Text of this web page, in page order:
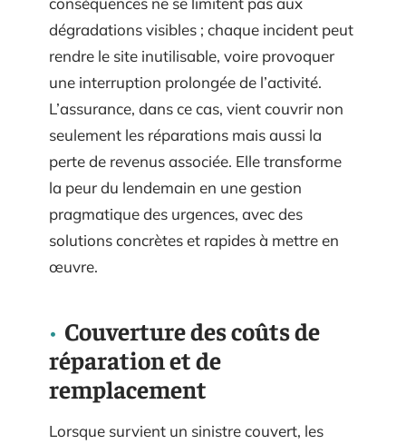
dégradations visibles ; chaque incident peut
rendre le site inutilisable, voire provoquer
une interruption prolongée de l’activité.
L’assurance, dans ce cas, vient couvrir non
seulement les réparations mais aussi la
perte de revenus associée. Elle transforme
la peur du lendemain en une gestion
pragmatique des urgences, avec des
solutions concrètes et rapides à mettre en
œuvre.
Couverture des coûts de
réparation et de
remplacement
Lorsque survient un sinistre couvert, les